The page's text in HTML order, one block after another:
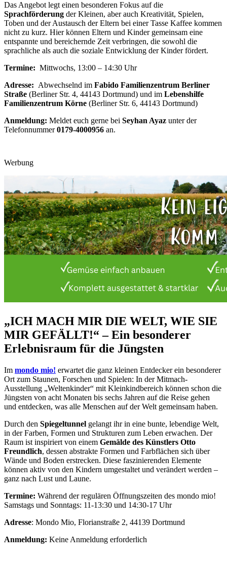
Das Angebot legt einen besonderen Fokus auf die
Sprachförderung der Kleinen, aber auch Kreativität, Spielen,
Toben und der Austausch der Eltern bei einer Tasse Kaffee kommen
nicht zu kurz. Hier können Eltern und Kinder gemeinsam eine
entspannte und bereichernde Zeit verbringen, die sowohl die
sprachliche als auch die soziale Entwicklung der Kinder fördert.
Termine: Mittwochs, 13:00 – 14:30 Uhr
Adresse: Abwechselnd im Fabido Familienzentrum Berliner
Straße (Berliner Str. 4, 44143 Dortmund) und im Lebenshilfe
Familienzentrum Körne (Berliner Str. 6, 44143 Dortmund)
Anmeldung: Meldet euch gerne bei Seyhan Ayaz unter der
Telefonnummer0179-4000956 an.
Werbung
„ICH MACH MIR DIE WELT, WIE SIE
MIR GEFÄLLT!“ – Ein besonderer
Erlebnisraum für die Jüngsten
Im mondo mio! erwartet die ganz kleinen Entdecker ein besonderer
Ort zum Staunen, Forschen und Spielen: In der Mitmach-
Ausstellung „Weltenkinder“ mit Kleinkindbereich können schon die
Jüngsten von acht Monaten bis sechs Jahren auf die Reise gehen
und entdecken, was alle Menschen auf der Welt gemeinsam haben.
Durch den Spiegeltunnel gelangt ihr in eine bunte, lebendige Welt,
in der Farben, Formen und Strukturen zum Leben erwachen. Der
Raum ist inspiriert von einem Gemälde des Künstlers Otto
Freundlich, dessen abstrakte Formen und Farbflächen sich über
Wände und Boden erstrecken. Diese faszinierenden Elemente
können aktiv von den Kindern umgestaltet und verändert werden –
ganz nach Lust und Laune.
Termine: Während der regulären Öffnungszeiten des mondo mio!
Samstags und Sonntags: 11-13:30 und 14:30-17 Uhr
Adresse: Mondo Mio, Florianstraße 2, 44139 Dortmund
Anmeldung: Keine Anmeldung erforderlich